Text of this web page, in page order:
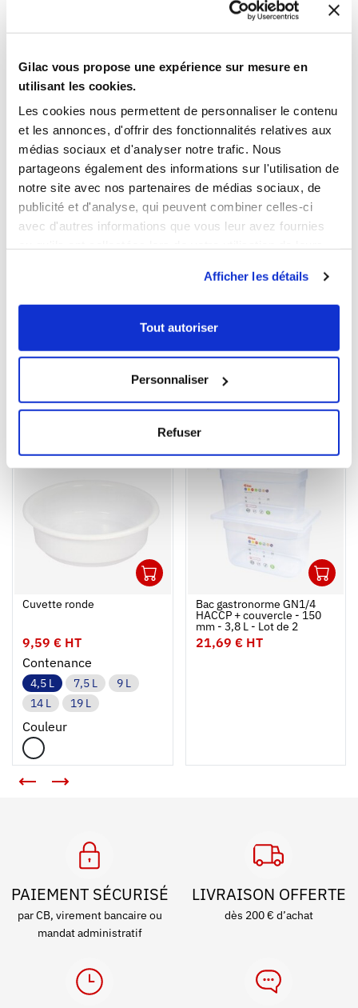
Gilac vous propose une expérience sur mesure en
utilisant les cookies.
Les cookies nous permettent de personnaliser le contenu
et les annonces, d'offrir des fonctionnalités relatives aux
médias sociaux et d'analyser notre trafic. Nous
partageons également des informations sur l'utilisation de
notre site avec nos partenaires de médias sociaux, de
publicité et d'analyse, qui peuvent combiner celles-ci
avec d'autres informations que vous leur avez fournies
Afficher les détails
Tout autoriser
Personnaliser
Refuser
CARACTÉRISTIQUES PRODUIT
Code EAN
3573678694989
Couleur
Blanc
Longueur
0,1 mm
Poids net
INFORMATIONS LOGISTIQUES
FICHE TECHNIQUE
ACHETÉS ENSEMBLE
Cuvette ronde
9,59 € HT
Contenance
4,5 L 7,5 L
9 L
14 L
19 L
Couleur
NOUVEAUTÉ
Bac gastronorme GN1/4
HACCP + couvercle - 150
mm - 3,8 L - Lot de 2
21,69 € HT
PAIEMENT SÉCURISÉ
par CB, virement bancaire ou
mandat administratif
LIVRAISON OFFERTE
dès 200 € d’achat